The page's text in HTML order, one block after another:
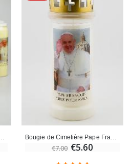
€7.00 €5.60